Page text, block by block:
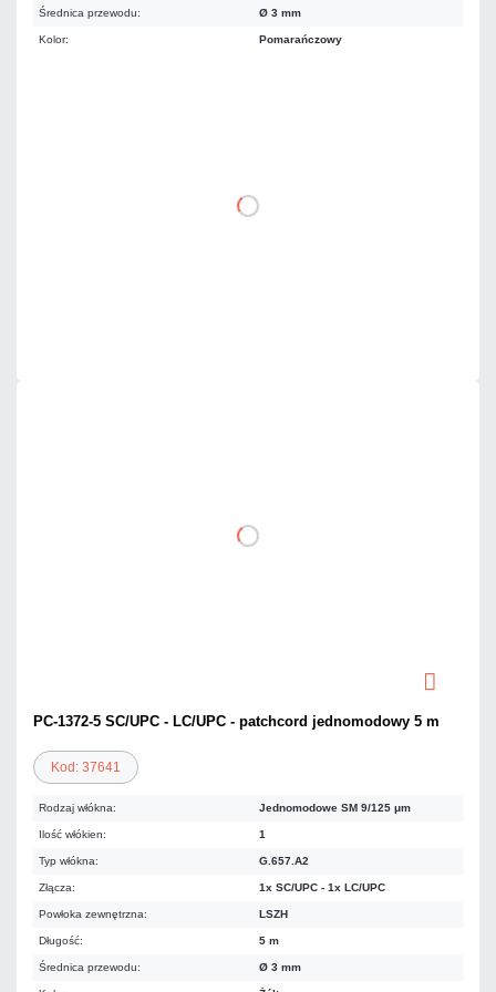
Średnica przewodu: Ø 3 mm
Kolor: Pomarańczowy
DO KOSZYKA
PC-1372-5 SC/UPC - LC/UPC - patchcord jednomodowy 5 m
Kod: 37641
Rodzaj włókna: Jednomodowe SM 9/125 μm
Ilość włókien: 1
Typ włókna: G.657.A2
Złącza: 1x SC/UPC - 1x LC/UPC
Powłoka zewnętrzna: LSZH
Długość: 5 m
Średnica przewodu: Ø 3 mm